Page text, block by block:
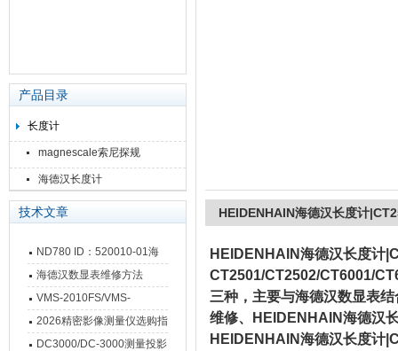
产品目录
长度计
magnescale索尼探规
海德汉长度计
技术文章
ND780 ID：520010-01海
德汉数显表故障维修内容
海德汉数显表维修方法
VMS-2010FS/VMS-
3020FS/VMS-4030FS手动
影像测量仪技术参数
2026精密影像测量仪选购指
南 靠谱品牌一站式选型推荐
DC3000/DC-3000测量投影
HEIDENHAIN海德汉长度计
HEIDENHAIN海德汉长度计
CT2501/CT2502/CT6001/
三种，主要与海德汉数显表
维修、HEIDENHAIN海德汉
HEIDENHAIN海德汉长度计